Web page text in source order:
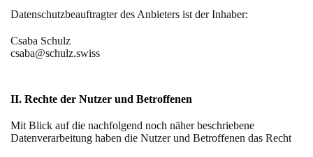
Datenschutzbeauftragter des Anbieters ist der Inhaber:
Csaba Schulz
csaba@schulz.swiss
II. Rechte der Nutzer und Betroffenen
Mit Blick auf die nachfolgend noch näher beschriebene
Datenverarbeitung haben die Nutzer und Betroffenen das Recht